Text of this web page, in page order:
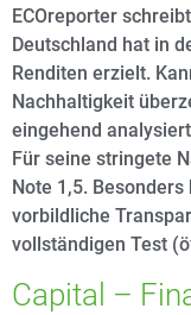
ECOreporter
Deutschland hat in
Renditen erzielt.
Nachhaltigkeit
eingehend
Für seine stringete
Note 1,5.
vorbildliche
vollständigen Test
Capital –